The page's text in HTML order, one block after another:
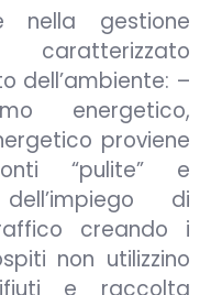
nella gestione
dell’ambiente: –
energetico,
proviene
“pulite” e
di
creando i
non utilizzino
e raccolta